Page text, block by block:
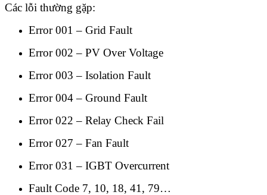
Các lỗi thường gặp:
Error 001 – Grid Fault
Error 002 – PV Over Voltage
Error 003 – Isolation Fault
Error 004 – Ground Fault
Error 022 – Relay Check Fail
Error 027 – Fan Fault
Error 031 – IGBT Overcurrent
Fault Code 7, 10, 18, 41, 79…